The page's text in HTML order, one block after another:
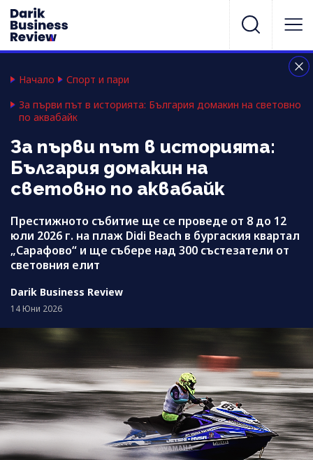
Начало
Спорт и пари
За първи път в историята: България домакин на световно
по аквабайк
За първи път в историята:
България домакин на
световно по аквабайк
Престижното събитие ще се проведе от 8 до 12
юли 2026 г. на плаж Didi Beach в бургаския квартал
„Сарафово“ и ще събере над 300 състезатели от
световния елит
Darik Business Review
14 Юни 2026